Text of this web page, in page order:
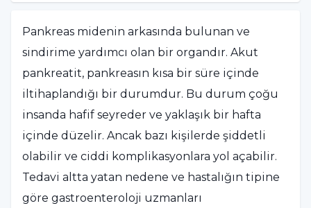
Pankreas midenin arkasında bulunan ve
sindirime yardımcı olan bir organdır. Akut
pankreatit, pankreasın kısa bir süre içinde
iltihaplandığı bir durumdur. Bu durum çoğu
insanda hafif seyreder ve yaklaşık bir hafta
içinde düzelir. Ancak bazı kişilerde şiddetli
olabilir ve ciddi komplikasyonlara yol açabilir.
Tedavi altta yatan nedene ve hastalığın tipine
göre gastroenteroloji uzmanları